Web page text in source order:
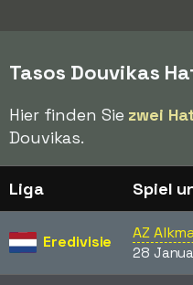
Tasos Douvikas
Hier finden Sie zwei
Douvikas.
Liga Spiel
Eredivisie AZ
28